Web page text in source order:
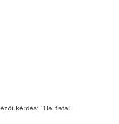
kérdés: "Ha fiatal